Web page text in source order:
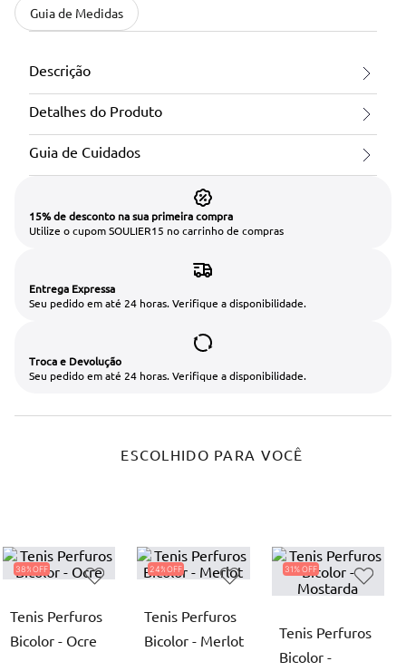
Guia de Medidas
Descrição
Detalhes do Produto
Guia de Cuidados
15% de desconto na sua primeira compra
Utilize o cupom SOULIER15 no carrinho de compras
Entrega Expressa
Seu pedido em até 24 horas. Verifique a disponibilidade.
Troca e Devolução
Seu pedido em até 24 horas. Verifique a disponibilidade.
ESCOLHIDO PARA VOCÊ
38%
Tenis Perfuros
Bicolor - Ocre
24%
Tenis Perfuros
Bicolor - Merlot
31%
Tenis Perfuros
Bicolor -